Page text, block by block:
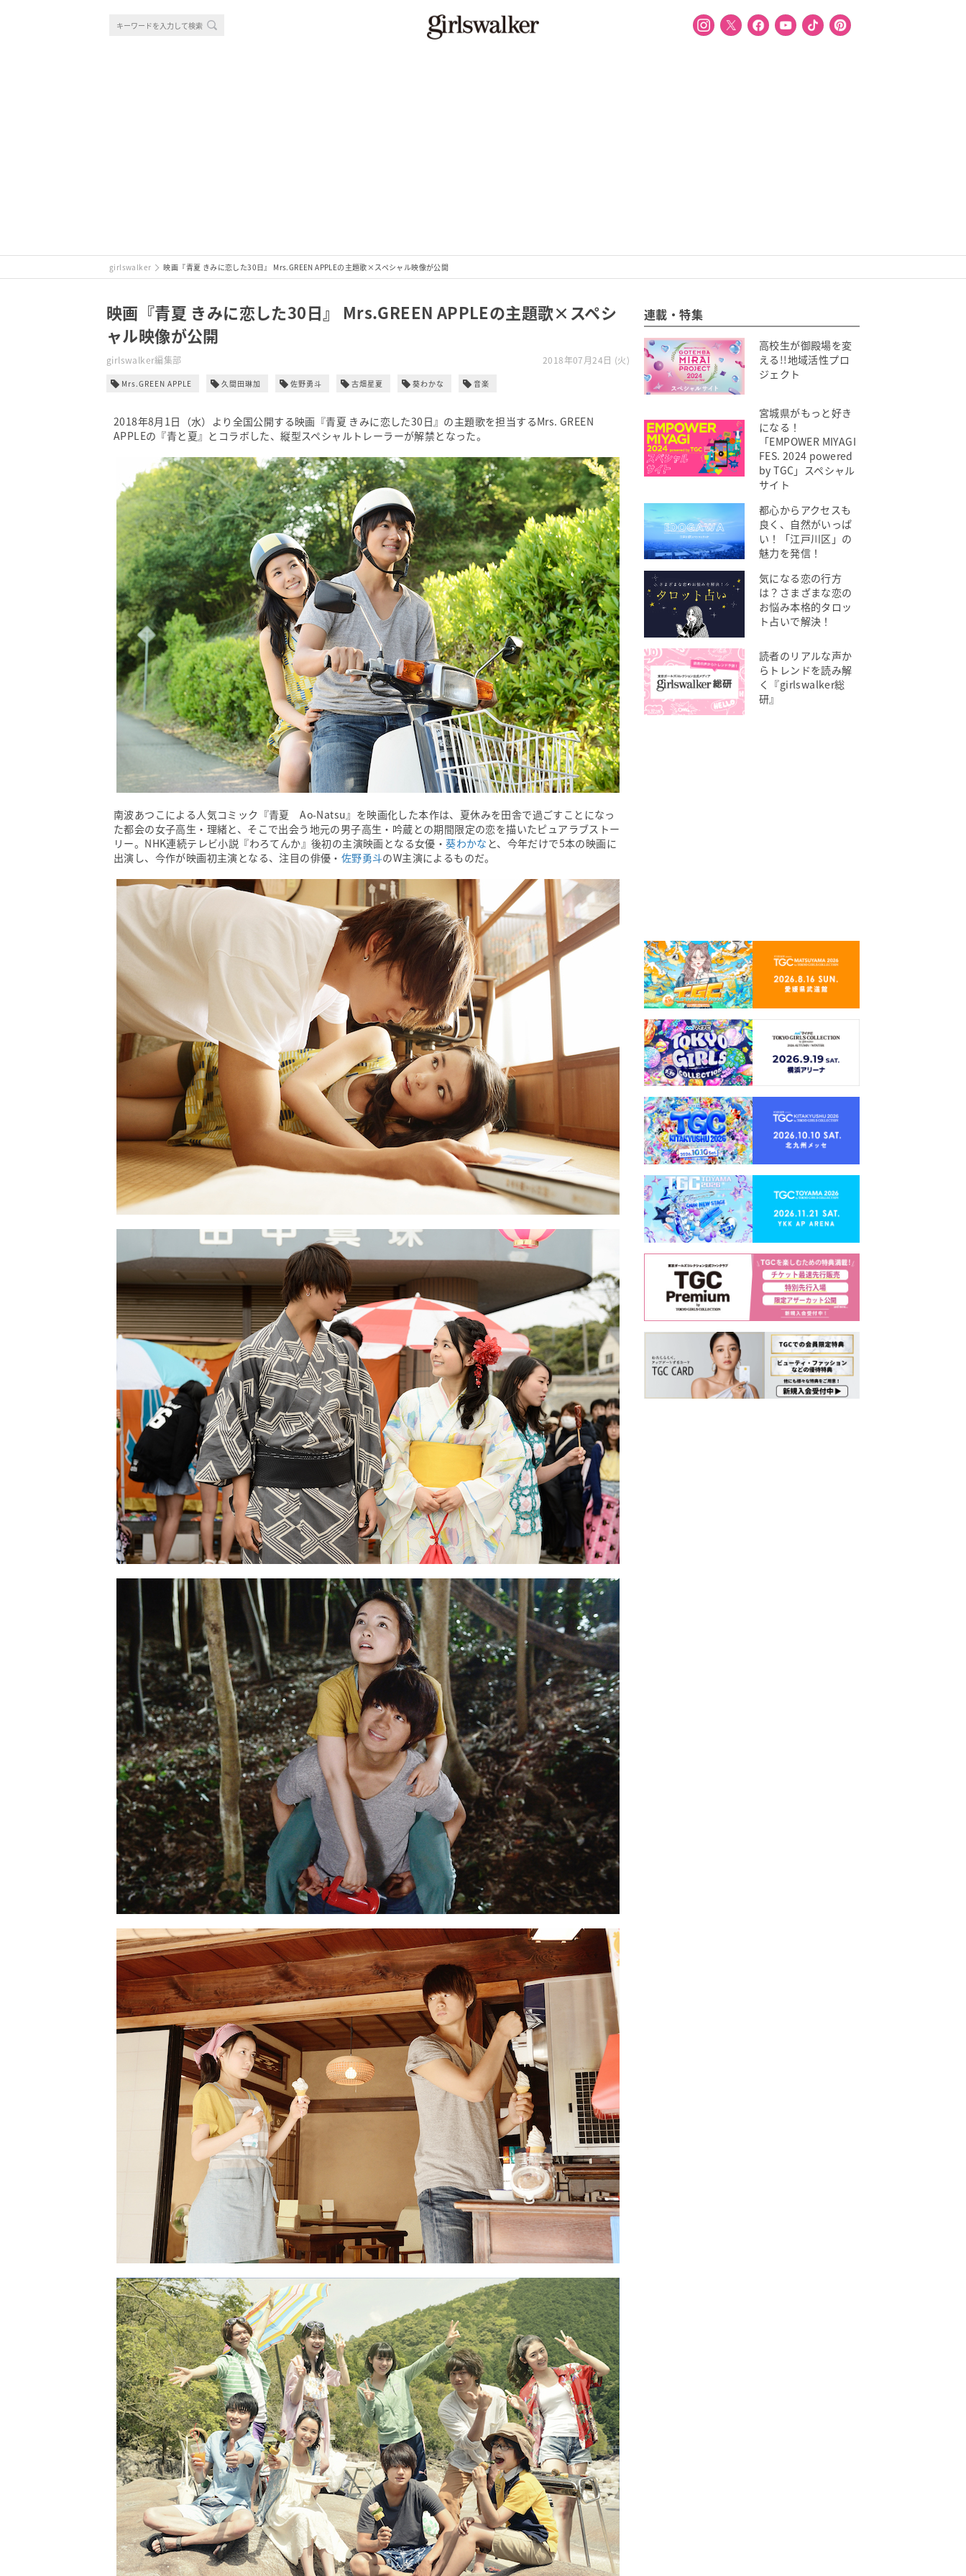
girlswalker 映画『青夏 きみに恋した30日』 Mrs.GREEN APPLEの主題歌×スペシャル映像が公開
映画『青夏 きみに恋した30日』 Mrs.GREEN APPLEの主題歌×スペシ
ャル映像が公開
girlswalker編集部 2018年07月24日 (火)
Mrs.GREEN APPLE 久間田琳加 佐野勇斗 古畑星夏 葵わかな 音楽
2018年8月1日（水）より全国公開する映画『青夏 きみに恋した30日』の主題歌を担当するMrs. GREEN
APPLEの『青と夏』とコラボした、縦型スペシャルトレーラーが解禁となった。
南波あつこによる人気コミック『青夏 Ao-Natsu』を映画化した本作は、夏休みを田舎で過ごすことになっ
た都会の女子高生・理緒と、そこで出会う地元の男子高生・吟蔵との期間限定の恋を描いたピュアラブストー
リー。NHK連続テレビ小説『わろてんか』後初の主演映画となる女優・葵わかな と、今年だけで5本の映画に
出演し、今作が映画初主演となる、注目の俳優・ 佐野勇斗のW主演によるものだ。
連載・特集
高校生が御殿場を変
える!!地域活性プロ
ジェクト
宮城県がもっと好き
になる！
「EMPOWER MIYAGI
FES. 2024 powered
by TGC」スペシャル
サイト
都心からアクセスも
良く、自然がいっぱ
い！「江戸川区」の
魅力を発信！
気になる恋の行方
は？さまざまな恋の
お悩み本格的タロッ
ト占いで解決！
読者のリアルな声か
らトレンドを読み解
く『girlswalker総
研』